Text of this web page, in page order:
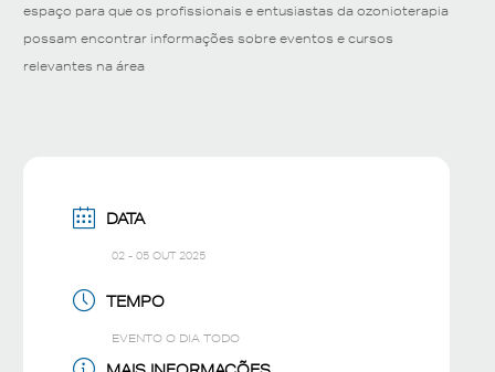
espaço para que os profissionais e entusiastas da ozonioterapia
possam encontrar informações sobre eventos e cursos
relevantes na área
DATA
02 - 05 OUT 2025
TEMPO
EVENTO O DIA TODO